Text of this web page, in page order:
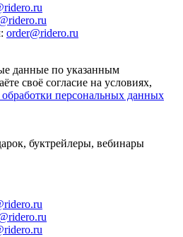
: order@ridero.ru
данные по указанным
своё согласие на условиях,
персональных данных
буктрейлеры, вебинары